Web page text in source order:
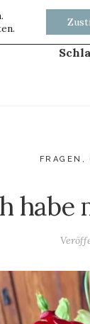
FRAGEN ,
habe